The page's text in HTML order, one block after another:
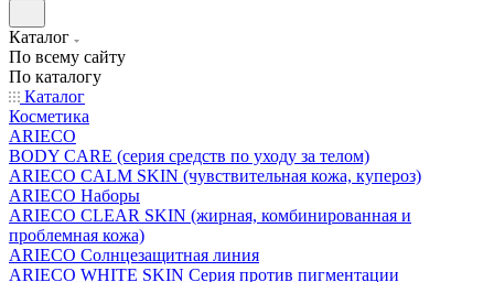
Каталог
По всему сайту
По каталогу
Каталог
Косметика
ARIECO
BODY CARE (серия средств по уходу за телом)
ARIECO CALM SKIN (чувствительная кожа, купероз)
ARIECO Наборы
ARIECO CLEAR SKIN (жирная, комбинированная и
проблемная кожа)
ARIECO Солнцезащитная линия
ARIECO WHITE SKIN Серия против пигментации